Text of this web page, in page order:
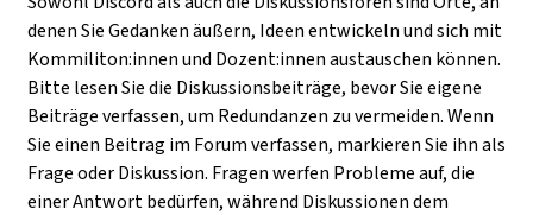
denen Sie Gedanken äußern, Ideen entwickeln und sich mit
Kommiliton:innen und Dozent:innen austauschen können.
Bitte lesen Sie die Diskussionsbeiträge, bevor Sie eigene
Beiträge verfassen, um Redundanzen zu vermeiden. Wenn
Sie einen Beitrag im Forum verfassen, markieren Sie ihn als
Frage oder Diskussion. Fragen werfen Probleme auf, die
einer Antwort bedürfen, während Diskussionen dem